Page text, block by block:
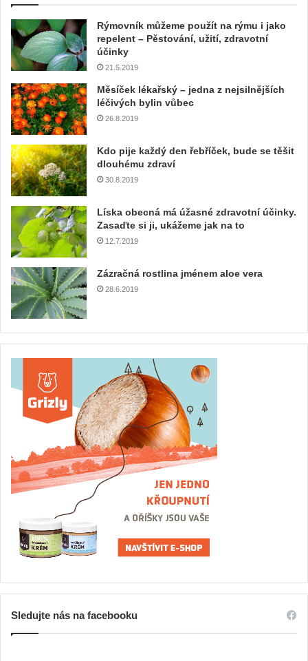
Rýmovník můžeme použít na rýmu i jako
repelent – Pěstování, užití, zdravotní
účinky
21.5.2019
Měsíček lékařský – jedna z nejsilnějších
léčivých bylin vůbec
26.8.2019
Kdo pije každý den řebříček, bude se těšit
dlouhému zdraví
30.8.2019
Líska obecná má úžasné zdravotní účinky.
Zasaďte si ji, ukážeme jak na to
12.7.2019
Zázračná rostlina jménem aloe vera
28.6.2019
Sledujte nás na facebooku